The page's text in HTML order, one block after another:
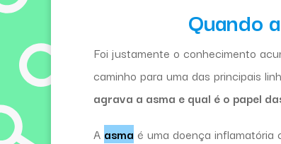
Quando
Foi justamente o conhecimento
caminho para uma das principais
agrava a asma e qual é o papel
A asma é uma doença